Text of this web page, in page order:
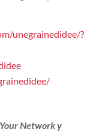
unegrainedidee/?
Network y